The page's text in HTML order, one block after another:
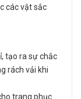
các vật sắc
tạo ra sự chắc
rách vải khi
trang phục